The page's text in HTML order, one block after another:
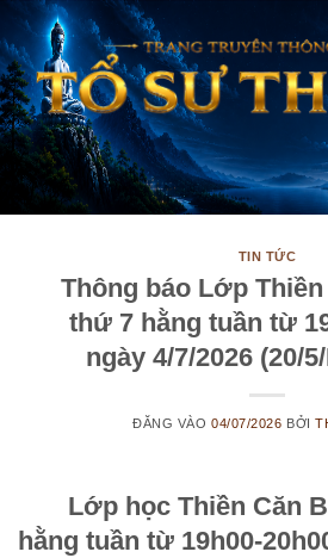
qua
nội
dung
TIN TỨC
Thông báo Lớp
thứ 7 hằng tuần từ
ngày 4/7/2026 (20/
ĐĂNG VÀO 04/07/2026 BỞI
Lớp học Thiền Căn
hằng tuần từ 19h00-